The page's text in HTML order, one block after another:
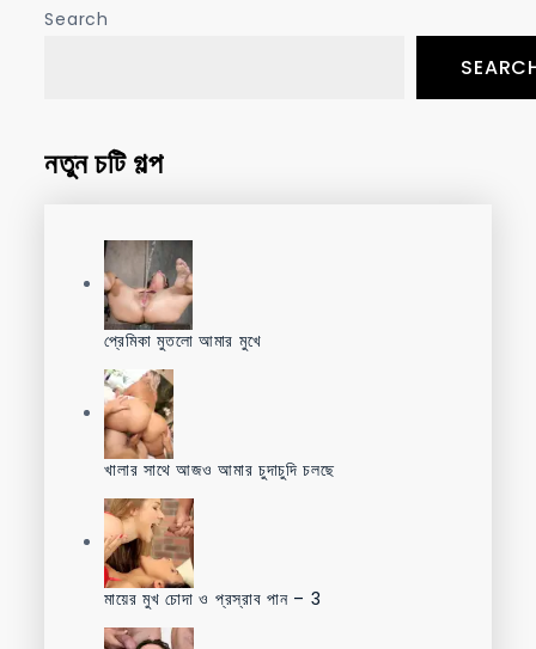
Search
নতুন চটি গল্প
প্রেমিকা মুতলো আমার মুখে
খালার সাথে আজও আমার চুদাচুদি চলছে
মায়ের মুখ চোদা ও প্রস্রাব পান – 3